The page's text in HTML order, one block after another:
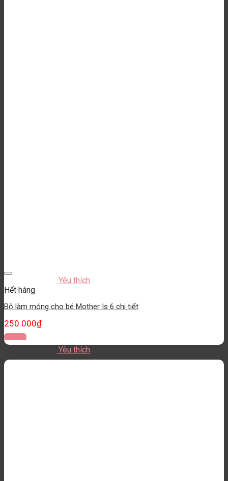
Yêu thích
Hết hàng
Bộ làm móng cho bé Mother Is 6 chi tiết
250.000₫
Đọc tiếp
Yêu thích